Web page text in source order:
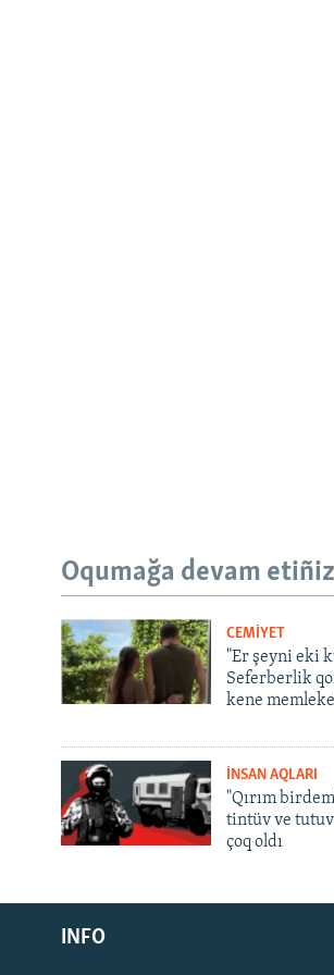
Русский
Українською
Oqumağa devam etiñiz
CEMİYET
"Er şeyni eki
Seferberlik
kene
İNSAN AQLARI
"Qırım
tintüv ve
çoq oldı
INFO